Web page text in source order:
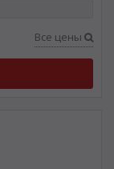
Все цены